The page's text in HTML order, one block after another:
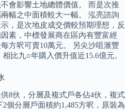
會影響土地總體價值。 而是次推
幅之中面積較大一幅。 泓亮諮詢
，是次地皮成交價較預期理想，反
素，中標發展商在區內有豐富經
方呎可賣10萬元。 另尖沙咀滙豐
比九○年購入價升值近15.6億元。
8伙，分層及複式戶各佔4伙，複式
個分層戶面積約1,485方呎，原裝為